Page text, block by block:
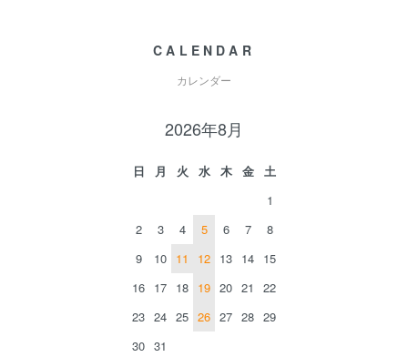
CALENDAR
カレンダー
2026年8月
日 月 火 水 木 金
土
1
2
3 4 5 6 7
8
9
10 11 12 13 14 15
16 17 18 19 20 21
22
23 24 25 26 27 28 29
30 31